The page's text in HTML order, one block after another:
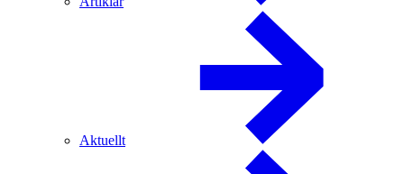
Aktuellt